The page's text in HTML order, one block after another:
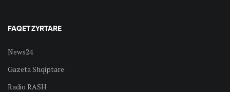
FAQET ZYRTARE
News24
Gazeta Shqiptare
Radio RASH